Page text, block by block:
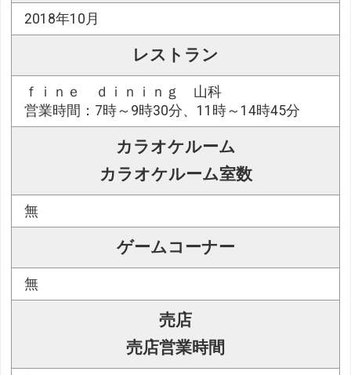
2018年10月
レストラン
ｆｉｎｅ ｄｉｎｉｎｇ 山科
営業時間：7時～9時30分、11時～14時45分
カラオケルーム
カラオケルーム室数
無
ゲームコーナー
無
売店
売店営業時間